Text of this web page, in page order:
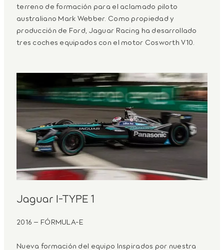
terreno de formación para el aclamado piloto
australiano Mark Webber. Como propiedad y
producción de Ford, Jaguar Racing ha desarrollado
tres coches equipados con el motor Cosworth V10.
Jaguar I-TYPE 1
2016 – FÓRMULA‑E
Nueva formación del equipo Inspirados por nuestra